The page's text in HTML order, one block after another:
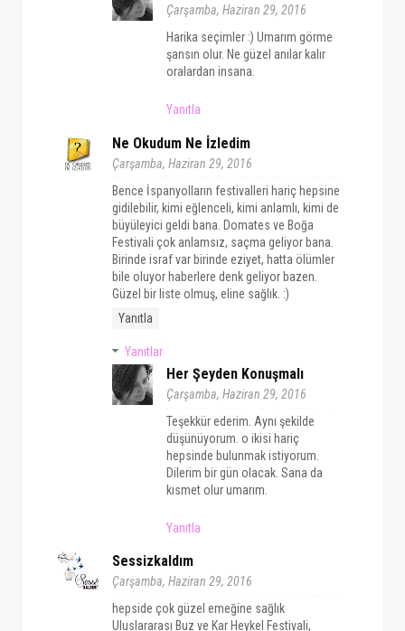
Çarşamba, Haziran 29, 2016
Harika seçimler :) Umarım görme
şansın olur. Ne güzel anılar kalır
oralardan insana.
Yanıtla
Ne Okudum Ne İzledim
Çarşamba, Haziran 29, 2016
Bence İspanyolların festivalleri hariç hepsine
gidilebilir, kimi eğlenceli, kimi anlamlı, kimi de
büyüleyici geldi bana. Domates ve Boğa
Festivali çok anlamsız, saçma geliyor bana.
Birinde israf var birinde eziyet, hatta ölümler
bile oluyor haberlere denk geliyor bazen.
Güzel bir liste olmuş, eline sağlık. :)
Yanıtla
Yanıtlar
Her Şeyden Konuşmalı
Çarşamba, Haziran 29, 2016
Teşekkür ederim. Aynı şekilde
düşünüyorum. o ikisi hariç
hepsinde bulunmak istiyorum.
Dilerim bir gün olacak. Sana da
kısmet olur umarım.
Yanıtla
Sessizkaldım
Çarşamba, Haziran 29, 2016
hepside çok güzel emeğine sağlık
Uluslararası Buz ve Kar Heykel Festivali,